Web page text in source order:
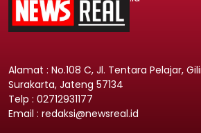
Alamat : No.108 C, Jl. Tentara Pelajar,
Surakarta, Jateng 57134
Telp : 02712931177
Email : redaksi@newsreal.id